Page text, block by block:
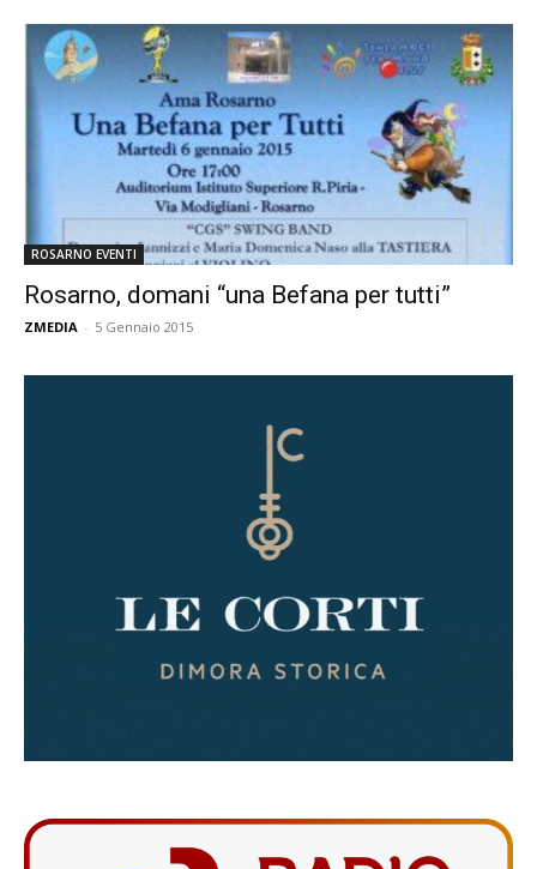
ROSARNO EVENTI
Rosarno, domani “una Befana per tutti”
ZMEDIA - 5 Gennaio 2015